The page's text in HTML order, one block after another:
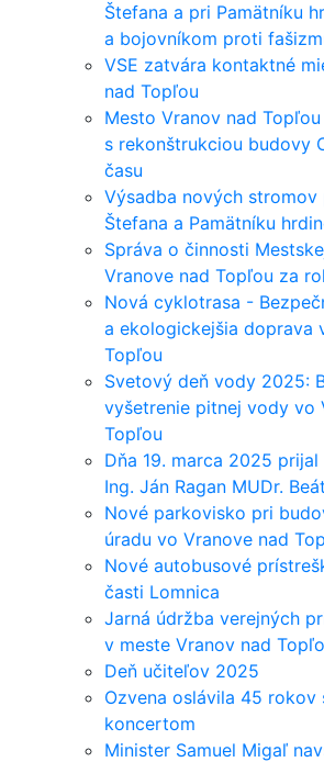
Štefana a pri Pamätníku
a bojovníkom proti
VSE zatvára kontaktné
nad Topľou
Mesto Vranov nad
s rekonštrukciou budovy
času
Výsadba nových stromov
Štefana a Pamätníku
Správa o činnosti
Vranove nad Topľou za
Nová cyklotrasa -
a ekologickejšia doprava
Topľou
Svetový deň vody 2025:
vyšetrenie pitnej vody vo
Topľou
Dňa 19. marca 2025
Ing. Ján Ragan MUDr.
Nové parkovisko pri
úradu vo Vranove nad
Nové autobusové
časti Lomnica
Jarná údržba verejných
v meste Vranov nad
Deň učiteľov 2025
Ozvena oslávila 45 rokov
koncertom
Minister Samuel Migaľ